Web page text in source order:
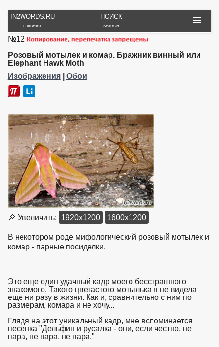
IN2WORDS.RU
ГЛАВНАЯ
ПОИСК
SEARCH
РУКОДЕЛИЕ ТОВАРЫ ПУТЕШЕСТВИЯ
ИГРЫ
И ИГРУШКИ
ОБОИ
НА РАБ. СТОЛ
№12
Розовый мотылек и комар. Бражник винный или
Elephant Hawk Moth
Изображения| Обои
🔎 Увеличить: 1920x1200 1600x1200
В некотором роде мифологический розовый мотылек и
комар - парные посиделки.
Это еще один удачный кадр моего бесстрашного
знакомого. Такого цветастого мотылька я не видела
еще ни разу в жизни. Как и, сравнительно с ним по
размерам, комара и не хочу...
Глядя на этот уникальный кадр, мне вспоминается
песенка "Дельфин и русалка - они, если честно, не
пара, не пара, не пара."